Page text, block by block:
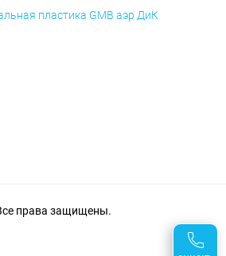
пластика GMB аэр ДиК
права защищены.